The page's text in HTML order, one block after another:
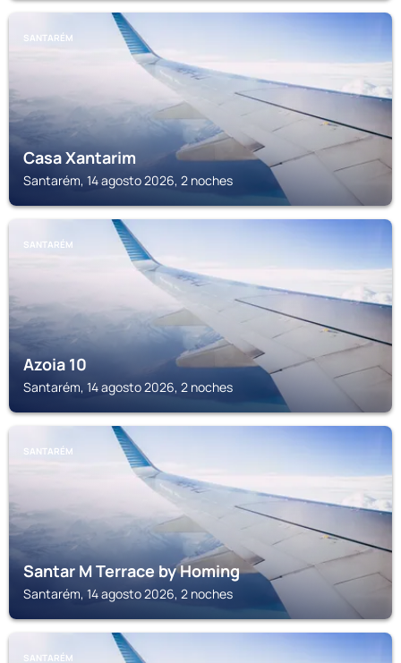
SANTARÉM
Casa Xantarim
Santarém, 14 agosto 2026, 2 noches
SANTARÉM
Azoia 10
Santarém, 14 agosto 2026, 2 noches
SANTARÉM
Santar M Terrace by Homing
Santarém, 14 agosto 2026, 2 noches
SANTARÉM